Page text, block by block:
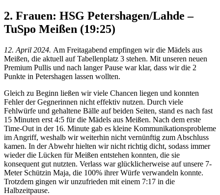
2. Frauen: HSG Petershagen/Lahde –
TuSpo Meißen (19:25)
12. April 2024. Am Freitagabend empfingen wir die Mädels aus
Meißen, die aktuell auf Tabellenplatz 3 stehen. Mit unseren neuen
Premium Pullis und nach langer Pause war klar, dass wir die 2
Punkte in Petershagen lassen wollten.
Gleich zu Beginn ließen wir viele Chancen liegen und konnten
Fehler der Gegnerinnen nicht effektiv nutzen. Durch viele
Fehlwürfe und gehaltene Bälle auf beiden Seiten, stand es nach fast
15 Minuten erst 4:5 für die Mädels aus Meißen. Nach dem erste
Time-Out in der 16. Minute gab es kleine Kommunikationsprobleme
im Angriff, weshalb wir weiterhin nicht vernünftig zum Abschluss
kamen. In der Abwehr hielten wir nicht richtig dicht, sodass immer
wieder die Lücken für Meißen entstehen konnten, die sie
konsequent gut nutzten. Verlass war glücklicherweise auf unsere 7-
Meter Schützin Maja, die 100% ihrer Würfe verwandeln konnte.
Trotzdem gingen wir unzufrieden mit einem 7:17 in die
Halbzeitpause.